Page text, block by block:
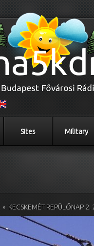
Sites Military
» KECSKEMÉT REPÜLŐNAP 2.